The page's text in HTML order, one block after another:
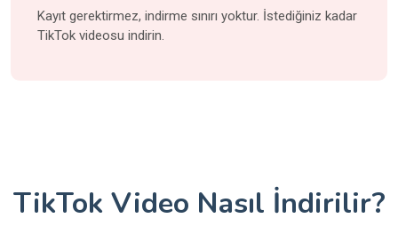
Kayıt gerektirmez, indirme sınırı yoktur. İstediğiniz kadar
TikTok videosu indirin.
TikTok Video Nasıl İndirilir?